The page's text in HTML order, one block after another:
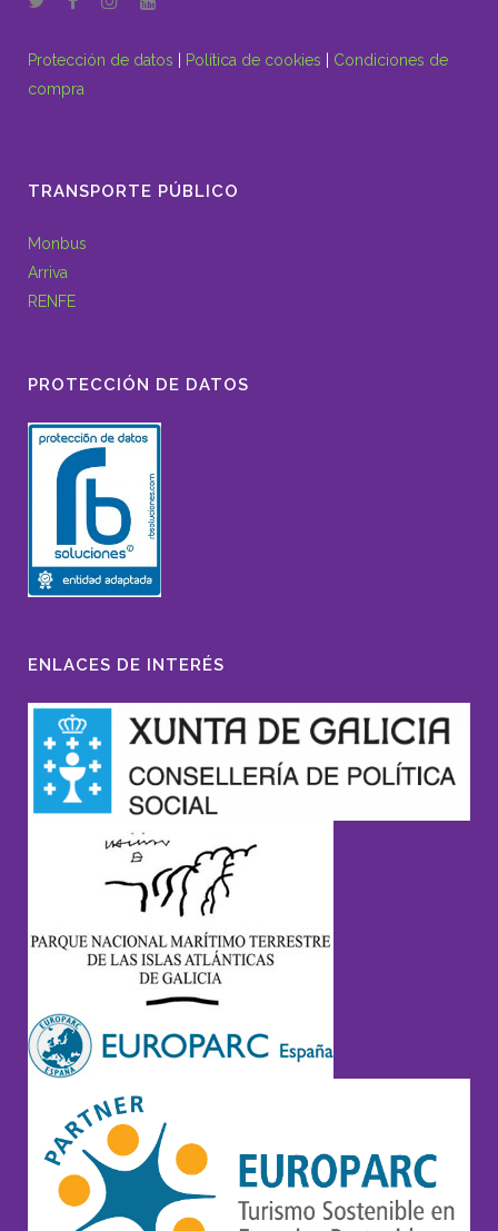
Protección de datos Política de cookies
Condiciones de
compra
TRANSPORTE PÚBLICO
Monbus
Arriva
RENFE
PROTECCIÓN DE DATOS
ENLACES DE INTERÉS